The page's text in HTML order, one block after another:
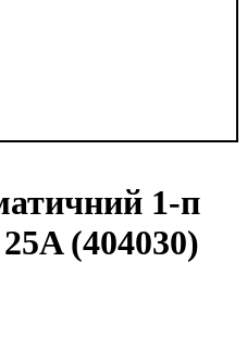
1-п
(404030)